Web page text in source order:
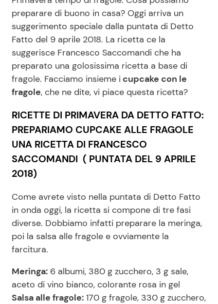
News benessere
Salute
Viaggi e Turismo
Primi Piatti
Ricette Facili e Veloci
Ricette Feste
Seguici
Info
Chi siamo
Disclaimer e Privacy
Contattaci
Pubblicità
preparare di buono in casa? Oggi arriva un
suggerimento speciale dalla puntata di Detto
Fatto del 9 aprile 2018. La ricetta ce la
suggerisce Francesco Saccomandi che ha
preparato una golosissima ricetta a base di
fragole. Facciamo insieme i cupcake con le
fragole, che ne dite, vi piace questa ricetta?
RICETTE DI PRIMAVERA DA DETTO FATTO:
PREPARIAMO CUPCAKE ALLE FRAGOLE
UNA RICETTA DI FRANCESCO
SACCOMANDI ( PUNTATA DEL 9 APRILE
2018)
Come avrete visto nella puntata di Detto Fatto
in onda oggi, la ricetta si compone di tre fasi
diverse. Dobbiamo infatti preparare la meringa,
poi la salsa alle fragole e ovviamente la
farcitura.
Meringa: 6 albumi, 380 g zucchero, 3 g sale,
aceto di vino bianco, colorante rosa in gel
Salsa alle fragole: 170 g fragole, 330 g zucchero,